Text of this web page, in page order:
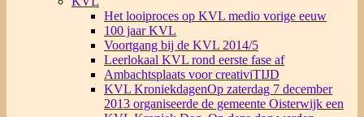
Het looiproces op KVL medio vorige eeuw
100 jaar KVL
Voortgang bij de KVL 2014/5
Leerlokaal KVL rond eerste fase af
Ambachtsplaats voor creativiTIJD
KVL KroniekdagenOp zaterdag 7 december
2013 organiseerde de gemeente Oisterwijk een